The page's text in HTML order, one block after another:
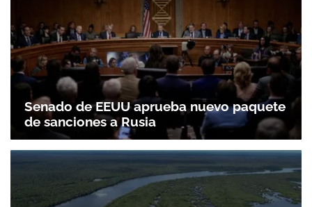
Senado de EEUU aprueba nuevo paquete
de sanciones a Rusia